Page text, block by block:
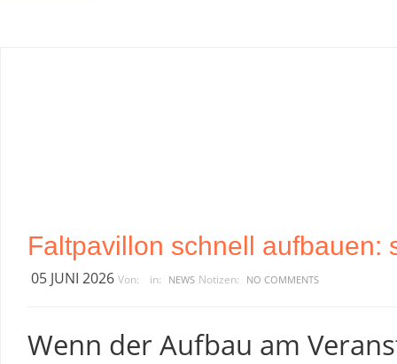
Faltpavillon schnell aufbauen:
05 JUNI 2026 Von: in: NEWS Notizen: NO COMMENTS
Wenn der Aufbau am